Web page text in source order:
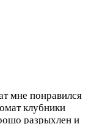
мне понравился
клубники
разрыхлен и